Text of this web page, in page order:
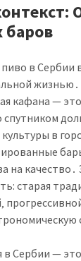
баров
в Сербии
жизнью․
кафана —
спутником
в
на качество․
старая
в Сербии —